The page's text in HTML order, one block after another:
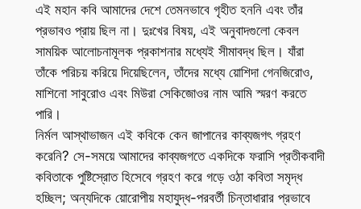
এই মহান কবি আমাদের দেশে তেমনভাবে গৃহীত হননি এবং তাঁর
প্রভাবও প্রায় ছিল না। দুঃখের বিষয়, এই অনুবাদগুলো কেবল
সাময়িক আলোচনামূলক প্রকাশনার মধ্যেই সীমাবদ্ধ ছিল। যাঁরা
তাঁকে পরিচয় করিয়ে দিয়েছিলেন, তাঁদের মধ্যে য়োশিদা গেনজিরোও,
মাশিনো সাবুরোও এবং মিউরা সেকিজোওর নাম আমি স্মরণ করতে
পারি।
নির্মল আস্থাভাজন এই কবিকে কেন জাপানের কাব্যজগৎ গ্রহণ
করেনি? সে-সময়ে আমাদের কাব্যজগতে একদিকে ফরাসি প্রতীকবাদী
কবিতাকে পুষ্টিস্রোত হিসেবে গ্রহণ করে গড়ে ওঠা কবিতা সমৃদ্ধ
হচ্ছিল; অন্যদিকে য়োরোপীয় মহাযুদ্ধ-পরবর্তী চিন্তাধারার প্রভাবে